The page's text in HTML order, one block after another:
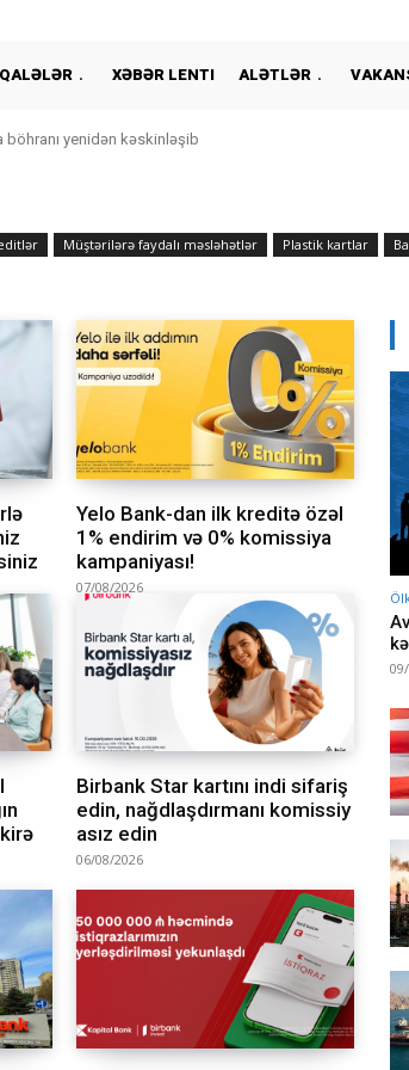
XƏBƏR LENTI ALƏTLƏR
yenidən kəskinləşib
Müştərilərə faydalı məsləhətlər Plastik kartlar
Yelo Bank-dan ilk kreditə özəl
1% endirim və 0% komissiya
kampaniyası!
07/08/2026
Birbank Star kartını indi sifariş
edin, nağdlaşdırmanı komissiy
asız edin
06/08/2026